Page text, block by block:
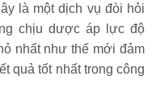
là một dịch vụ đòi hỏi
chịu dược áp lực độ
nhất như thế mới đảm
quả tốt nhất trong công